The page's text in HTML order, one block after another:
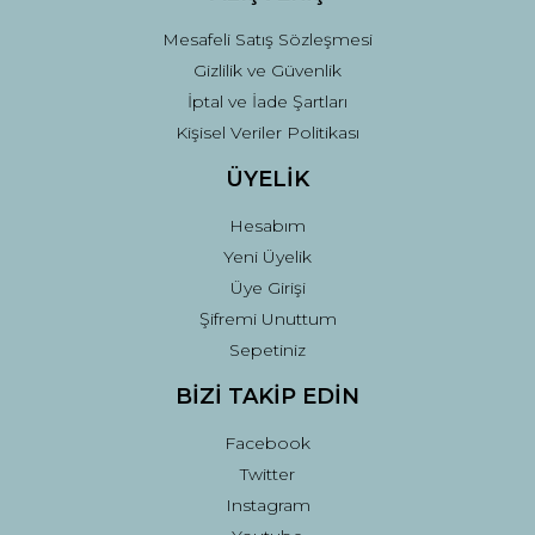
Mesafeli Satış Sözleşmesi
Gizlilik ve Güvenlik
İptal ve İade Şartları
Kişisel Veriler Politikası
ÜYELİK
Hesabım
Yeni Üyelik
Üye Girişi
Şifremi Unuttum
Sepetiniz
BİZİ TAKİP EDİN
Facebook
Twitter
Instagram